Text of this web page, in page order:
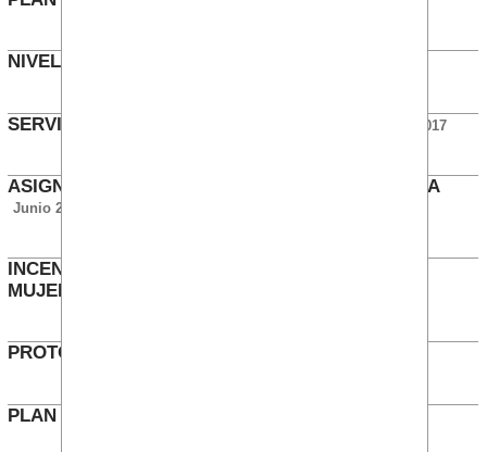
NIVEL 8 PARA COMERCIALES
SERVICIO PREVENCIÓN PROPIO BKGS Agosto 2017
ASIGNACIÓN DE CATEGORIÁS TIC TECNOLOGÍA
Junio 2017
INCENTIVOS Y CONDICIÓN BIOLÓGICA DE LA
MUJER
PROTOCOLO DE VIOLENCIA EXTERNA
PLAN DE FORMACIÓN 2017